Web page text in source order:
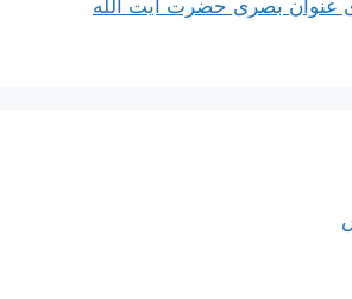
عنوان بصری حضرت آیت الله